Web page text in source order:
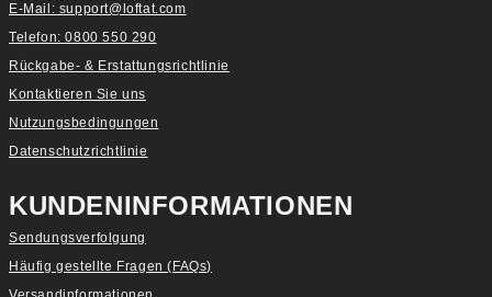
E-Mail: support@loftat.com
Telefon: 0800 550 290
Rückgabe- & Erstattungsrichtlinie
Kontaktieren Sie uns
Nutzungsbedingungen
Datenschutzrichtlinie
KUNDENINFORMATIONEN
Sendungsverfolgung
Häufig gestellte Fragen (FAQs)